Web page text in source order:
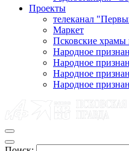
Проекты
телеканал
Маркет
Псковские
Народное
Народное
Народное
Народное